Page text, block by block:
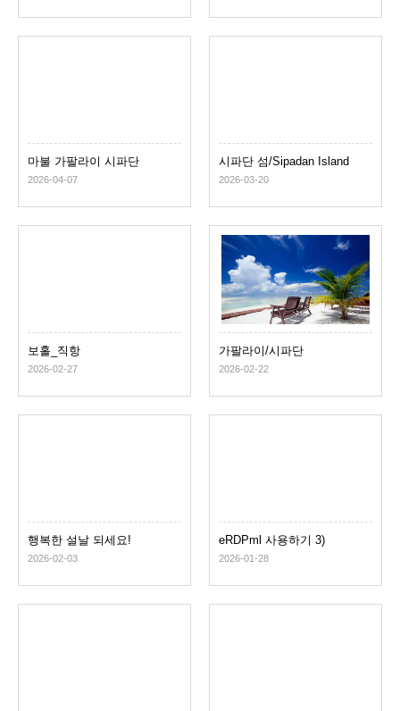
마불 가팔라이 시파단
2026-04-07
시파단 섬/Sipadan Island
2026-03-20
보홀_직항
2026-02-27
가팔라이/시파단
2026-02-22
행복한 설날 되세요!
2026-02-03
eRDPml 사용하기 3)
2026-01-28